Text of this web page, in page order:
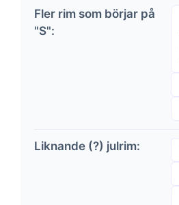
Fler rim som börjar på
"S":
Liknande (?) julrim: